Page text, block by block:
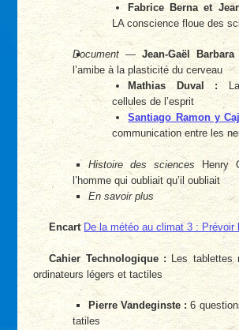
Fabrice Berna et
LA conscience floue des
Document —Jean-Gaël
l’amibe à la plasticité du cerveau
Mathias Duval :La
cellules de l’esprit
Santiago Ramon y
communication entre les
Histoire des sciencesHenry
l’homme qui oubliait qu’il oubliait
En savoir plus
Encart De la météo au climat 3 : Prévoir
Cahier Technologique : Les tablettes
ordinateurs légers et tactiles
Pierre Vandeginste : 6
tatiles